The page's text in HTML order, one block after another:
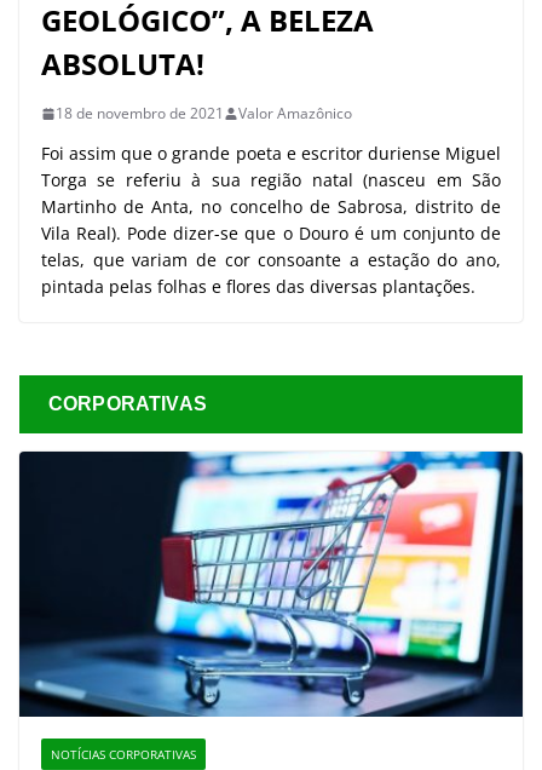
GEOLÓGICO”, A BELEZA
ABSOLUTA!
18 de novembro de 2021 Valor Amazônico
Foi assim que o grande poeta e escritor duriense Miguel
Torga se referiu à sua região natal (nasceu em São
Martinho de Anta, no concelho de Sabrosa, distrito de
Vila Real). Pode dizer-se que o Douro é um conjunto de
telas, que variam de cor consoante a estação do ano,
pintada pelas folhas e flores das diversas plantações.
CORPORATIVAS
NOTÍCIAS CORPORATIVAS